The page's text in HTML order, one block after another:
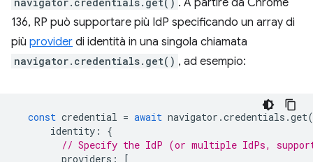
. A partire da Chrome
136, RP può supportare più IdP specificando un array di
più provider di identità in una singola chiamata
navigator.credentials.get() , ad esempio:
const credential = await navigator .credentials .get
identity :
{
// Specify the IdP (or multiple IdPs,
providers :
[